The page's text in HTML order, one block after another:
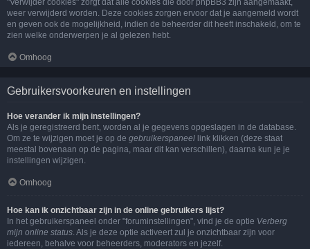
"Verwijder cookies" zorgt dat alle cookies die door phpBB3 zijn aangemaakt,
weer verwijderd worden. Deze cookies zorgen ervoor dat je aangemeld wordt
en geven ook de mogelijkheid, indien de beheerder dit heeft inschakeld, om te
zien welke onderwerpen je al gelezen hebt.
Omhoog
Gebruikersvoorkeuren en instellingen
Hoe verander ik mijn instellingen?
Als je geregistreerd bent, worden al je gegevens opgeslagen in de database.
Om ze te wijzigen moet je op de gebruikerspaneel link klikken (deze staat
meestal bovenaan op de pagina, maar dit kan verschillen), daarna kun je je
instellingen wijzigen.
Omhoog
Hoe kan ik onzichtbaar zijn in de online gebruikers lijst?
In het gebruikerspaneel onder "foruminstellingen", vind je de optie Verberg
mijn online status. Als je deze optie activeert zul je onzichtbaar zijn voor
iedereen, behalve voor beheerders, moderators en jezelf.